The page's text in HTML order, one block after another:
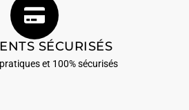
SÉCURISÉS
et 100% sécurisés